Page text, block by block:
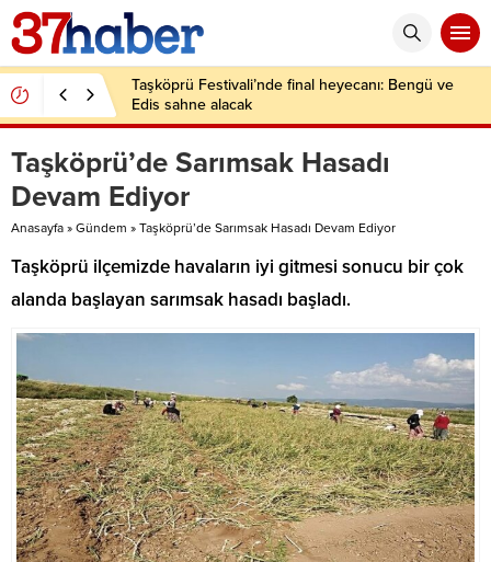
Taşköprü Festivali’nde final heyecanı: Bengü ve
Edis sahne alacak
Taşköprü’de Sarımsak Hasadı
Devam Ediyor
Anasayfa » Gündem » Taşköprü’de Sarımsak Hasadı Devam Ediyor
Taşköprü ilçemizde havaların iyi gitmesi sonucu bir çok
alanda başlayan sarımsak hasadı başladı.